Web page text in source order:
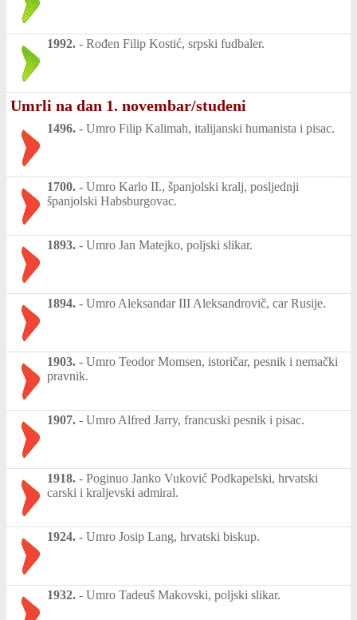
1992. - Rođen Filip Kostić, srpski fudbaler.
Umrli na dan 1. novembar/studeni
1496. - Umro Filip Kalimah, italijanski humanista i pisac.
1700. - Umro Karlo II., španjolski kralj, posljednji
španjolski Habsburgovac.
1893. - Umro Jan Matejko, poljski slikar.
1894. - Umro Aleksandar III Aleksandrovič, car Rusije.
1903. - Umro Teodor Momsen, istoričar, pesnik i nemački
pravnik.
1907. - Umro Alfred Jarry, francuski pesnik i pisac.
1918. - Poginuo Janko Vuković Podkapelski, hrvatski
carski i kraljevski admiral.
1924. - Umro Josip Lang, hrvatski biskup.
1932. - Umro Tadeuš Makovski, poljski slikar.